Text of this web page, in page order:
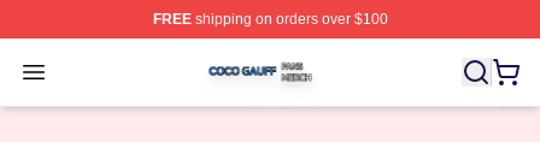
FREEshipping on orders over $100
Open menu
Coco Gauff Shop ⚡️ Officially Licensed Coco Gauff